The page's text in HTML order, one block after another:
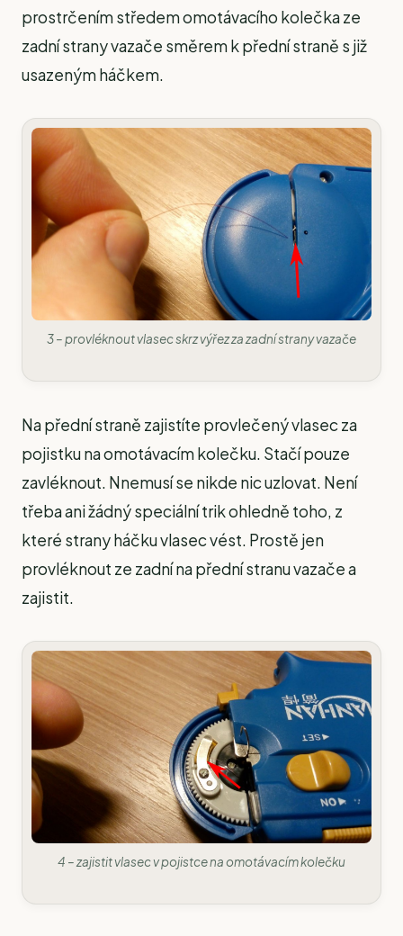
prostrčením středem omotávacího kolečka ze
zadní strany vazače směrem k přední straně s již
usazeným háčkem.
3 – provléknout vlasec skrz výřez za zadní strany vazače
Na přední straně zajistíte provlečený vlasec za
pojistku na omotávacím kolečku. Stačí pouze
zavléknout. Nnemusí se nikde nic uzlovat. Není
třeba ani žádný speciální trik ohledně toho, z
které strany háčku vlasec vést. Prostě jen
provléknout ze zadní na přední stranu vazače a
zajistit.
4 – zajistit vlasec v pojistce na omotávacím kolečku